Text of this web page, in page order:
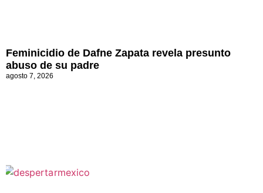
Feminicidio de Dafne Zapata revela presunto
abuso de su padre
agosto 7, 2026